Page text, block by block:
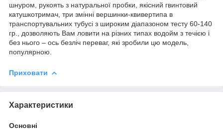
шнуром, рукоять з натуральної пробки, якісний гвинтовий
катушкотримач, три змінні вершинки-квивертипа в
транспортувальних тубусі з широким діапазоном тесту 60-140
гр., дозволяють Вам ловити на різних типах водойм з течією і
без нього – ось безліч переваг, які зробили цю модель,
популярною.
Приховати
Характеристики
Основні